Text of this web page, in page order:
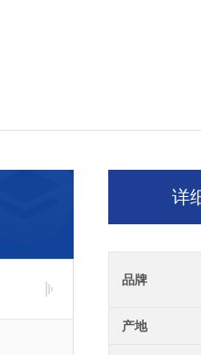
详
品牌
产地